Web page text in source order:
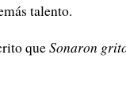
talento.
queSonaron